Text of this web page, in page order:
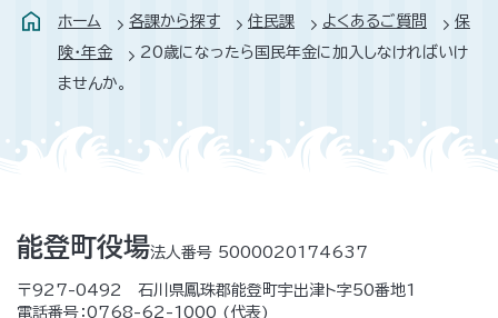
ホーム 各課から探す 住民課 よくあるご質問
保
険・年金
20歳になったら国民年金に加入しなければいけ
ませんか。
能登町役場法人番号 5000020174637
〒927-0492 石川県鳳珠郡能登町宇出津ト字50番地1
電話番号：0768-62-1000 (代表)